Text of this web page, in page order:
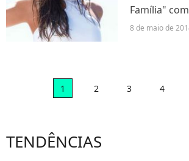
Família"
seu corpo:
8 de maio de
1 2 3 4
TENDÊNCIAS